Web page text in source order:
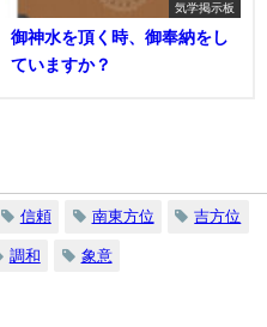
気学掲示板
御神水を頂く時、御奉納をし
ていますか？
信頼 南東方位 吉方位
調和 象意